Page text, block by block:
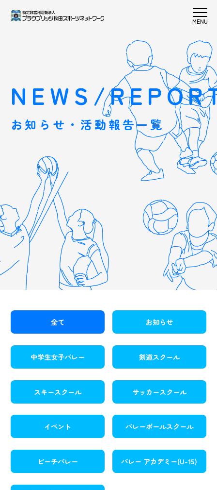
NEWS/
お知らせ・活動報告一覧
全て お知らせ
中学生女子バレー 剣道スクール
スキースクール サッカースクール
イベント バレーボールスクール
ビーチバレー バレー アカデミー(U-15)